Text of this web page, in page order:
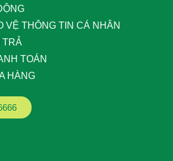
VỆ THÔNG TIN CÁ NHÂN
TRẢ
TOÁN
HÀNG